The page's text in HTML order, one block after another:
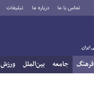
تماس با ما درباره ما تبلیغات
فرهنگ جامعه بین‌الملل ورزش